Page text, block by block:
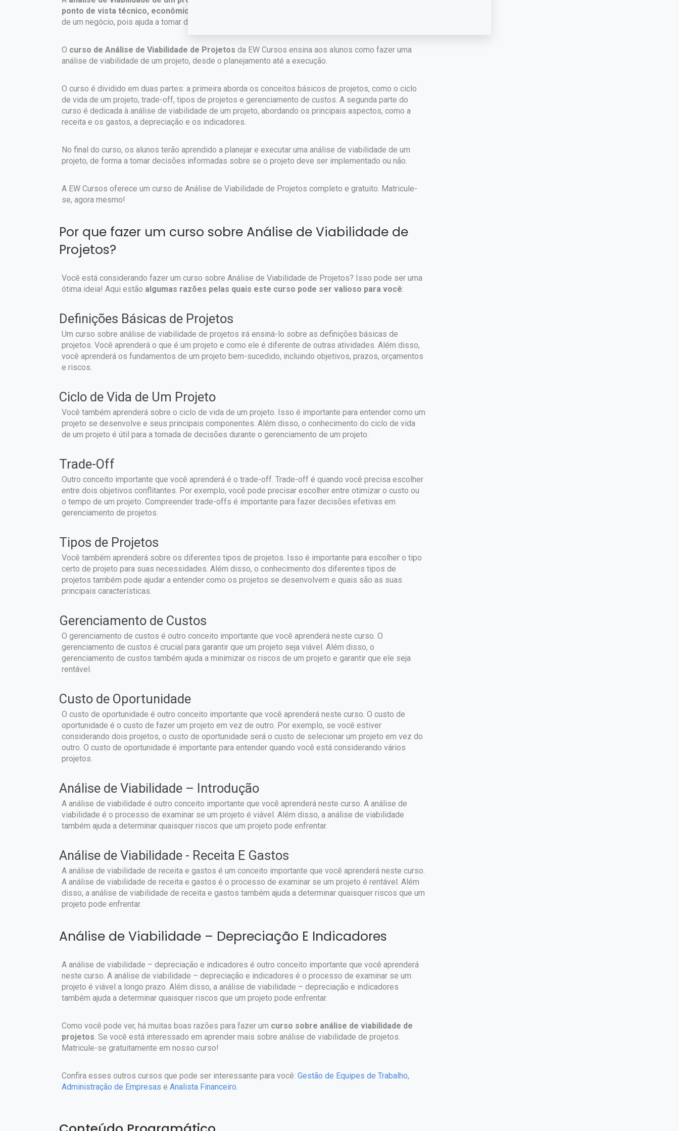
ponto de vista técnico, econômico e financeiro
de um negócio, pois ajuda a tomar decisões sobre se o projeto deve ser implementado ou não.
O curso de Análise de Viabilidade de Projetos da EW Cursos ensina aos alunos como fazer uma
análise de viabilidade de um projeto, desde o planejamento até a execução.
O curso é dividido em duas partes: a primeira aborda os conceitos básicos de projetos, como o ciclo
de vida de um projeto, trade-off, tipos de projetos e gerenciamento de custos. A segunda parte do
curso é dedicada à análise de viabilidade de um projeto, abordando os principais aspectos, como a
receita e os gastos, a depreciação e os indicadores.
No final do curso, os alunos terão aprendido a planejar e executar uma análise de viabilidade de um
projeto, de forma a tomar decisões informadas sobre se o projeto deve ser implementado ou não.
A EW Cursos oferece um curso de Análise de Viabilidade de Projetos completo e gratuito. Matricule-
se, agora mesmo!
Por que fazer um curso sobre Análise de Viabilidade de
Projetos?
Você está considerando fazer um curso sobre Análise de Viabilidade de Projetos? Isso pode ser uma
ótima ideia! Aqui estão algumas razões pelas quais este curso pode ser valioso para você:
Definições Básicas de Projetos
Um curso sobre análise de viabilidade de projetos irá ensiná-lo sobre as definições básicas de
projetos. Você aprenderá o que é um projeto e como ele é diferente de outras atividades. Além disso,
você aprenderá os fundamentos de um projeto bem-sucedido, incluindo objetivos, prazos, orçamentos
e riscos.
Ciclo de Vida de Um Projeto
Você também aprenderá sobre o ciclo de vida de um projeto. Isso é importante para entender como um
projeto se desenvolve e seus principais componentes. Além disso, o conhecimento do ciclo de vida
de um projeto é útil para a tomada de decisões durante o gerenciamento de um projeto.
Trade-Off
Outro conceito importante que você aprenderá é o trade-off. Trade-off é quando você precisa escolher
entre dois objetivos conflitantes. Por exemplo, você pode precisar escolher entre otimizar o custo ou
o tempo de um projeto. Compreender trade-offs é importante para fazer decisões efetivas em
gerenciamento de projetos.
Tipos de Projetos
Você também aprenderá sobre os diferentes tipos de projetos. Isso é importante para escolher o tipo
certo de projeto para suas necessidades. Além disso, o conhecimento dos diferentes tipos de
projetos também pode ajudar a entender como os projetos se desenvolvem e quais são as suas
principais características.
Gerenciamento de Custos
O gerenciamento de custos é outro conceito importante que você aprenderá neste curso. O
gerenciamento de custos é crucial para garantir que um projeto seja viável. Além disso, o
gerenciamento de custos também ajuda a minimizar os riscos de um projeto e garantir que ele seja
rentável.
Custo de Oportunidade
O custo de oportunidade é outro conceito importante que você aprenderá neste curso. O custo de
oportunidade é o custo de fazer um projeto em vez de outro. Por exemplo, se você estiver
considerando dois projetos, o custo de oportunidade será o custo de selecionar um projeto em vez do
outro. O custo de oportunidade é importante para entender quando você está considerando vários
projetos.
Análise de Viabilidade – Introdução
A análise de viabilidade é outro conceito importante que você aprenderá neste curso. A análise de
viabilidade é o processo de examinar se um projeto é viável. Além disso, a análise de viabilidade
também ajuda a determinar quaisquer riscos que um projeto pode enfrentar.
Análise de Viabilidade - Receita E Gastos
A análise de viabilidade de receita e gastos é um conceito importante que você aprenderá neste curso.
A análise de viabilidade de receita e gastos é o processo de examinar se um projeto é rentável. Além
disso, a análise de viabilidade de receita e gastos também ajuda a determinar quaisquer riscos que um
projeto pode enfrentar.
Análise de Viabilidade – Depreciação E Indicadores
A análise de viabilidade – depreciação e indicadores é outro conceito importante que você aprenderá
neste curso. A análise de viabilidade – depreciação e indicadores é o processo de examinar se um
projeto é viável a longo prazo. Além disso, a análise de viabilidade – depreciação e indicadores
também ajuda a determinar quaisquer riscos que um projeto pode enfrentar.
Como você pode ver, há muitas boas razões para fazer um curso sobre análise de viabilidade de
projetos. Se você está interessado em aprender mais sobre análise de viabilidade de projetos.
Matricule-se gratuitamente em nosso curso!
Confira esses outros cursos que pode ser interessante para você: Gestão de Equipes de Trabalho,
Administração de Empresas e Analista Financeiro.